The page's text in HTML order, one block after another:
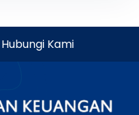
Hubungi Kami